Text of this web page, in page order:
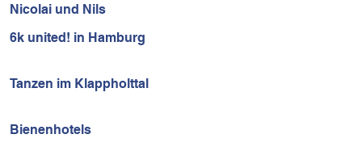
Nicolai und Nils
6k united! in Hamburg
Tanzen im Klappholttal
Bienenhotels